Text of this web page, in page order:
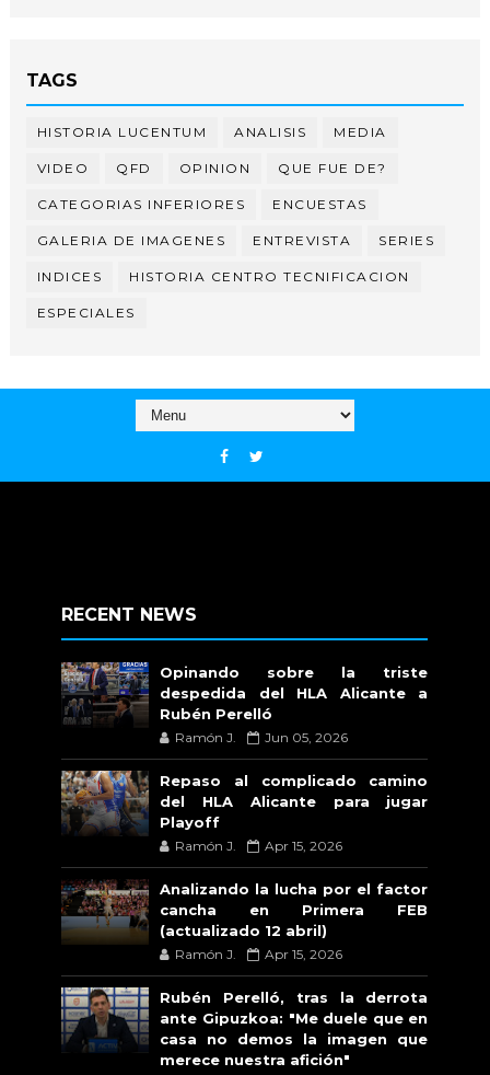
TAGS
HISTORIA LUCENTUM ANALISIS MEDIA
VIDEO QFD OPINION QUE FUE DE?
CATEGORIAS INFERIORES ENCUESTAS
GALERIA DE IMAGENES ENTREVISTA SERIES
INDICES HISTORIA CENTRO TECNIFICACION
ESPECIALES
RECENT NEWS
Opinando sobre la triste
despedida del HLA Alicante a
Rubén Perelló
Ramón J. Jun 05, 2026
Repaso al complicado camino
del HLA Alicante para jugar
Playoff
Ramón J. Apr 15, 2026
Analizando la lucha por el factor
cancha en Primera FEB
(actualizado 12 abril)
Ramón J. Apr 15, 2026
Rubén Perelló, tras la derrota
ante Gipuzkoa: "Me duele que en
casa no demos la imagen que
merece nuestra afición"